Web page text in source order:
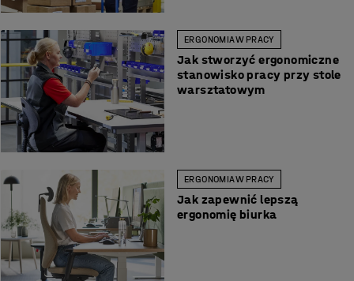
ERGONOMIA W PRACY
Jak stworzyć ergonomiczne
stanowisko pracy przy stole
warsztatowym
ERGONOMIA W PRACY
Jak zapewnić lepszą
ergonomię biurka